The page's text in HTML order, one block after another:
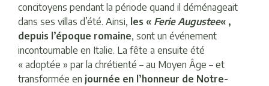
concitoyens pendant la période quand il déménageait
dans ses villas d’été. Ainsi, les « Ferie Augustee« ,
depuis l’époque romaine, sont un événement
incontournable en Italie. La fête a ensuite été
« adoptée » par la chrétienté – au Moyen Âge – et
transformée en journée en l’honneur de Notre-